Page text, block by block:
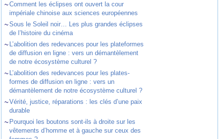
~Comment les éclipses ont ouvert la cour
impériale chinoise aux sciences européennes
~Sous le Soleil noir… Les plus grandes éclipses
de l’histoire du cinéma
~ L’abolition des redevances pour les plateformes
de diffusion en ligne : vers un démantèlement
de notre écosystème culturel ?
~ L’abolition des redevances pour les plates-
formes de diffusion en ligne : vers un
démantèlement de notre écosystème culturel ?
~Vérité, justice, réparations : les clés d’une paix
durable
~ Pourquoi les boutons sont-ils à droite sur les
vêtements d’homme et à gauche sur ceux des